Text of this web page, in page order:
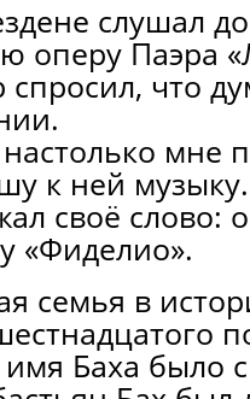
слушал
оперу Паэра
спросил, что
мне
к ней музыку.
своё слово:
«Фиделио».
семья в
имя Баха было